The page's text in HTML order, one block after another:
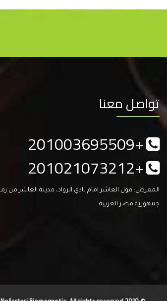
تواصل معنا
+201003695509
+201021073212
المعرض: مول العاشر امام نادي الرواد، مدينة العاشر من
جمهورية مصر العربية